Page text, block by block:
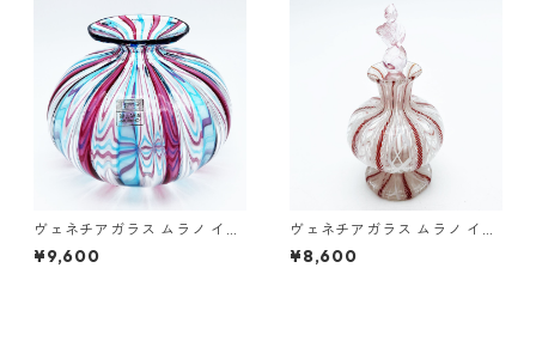
ヴェネチアガラス ムラノ イタ
リア バラリン工房 BALLARIN
花瓶 フィリグラーナ ストライ
¥9,600
ヴェネチアガラス ムラノ イタ
リア 香水瓶 フィリグラーナ レ
ッティチェロ ロゼ ホワイト レ
¥8,600